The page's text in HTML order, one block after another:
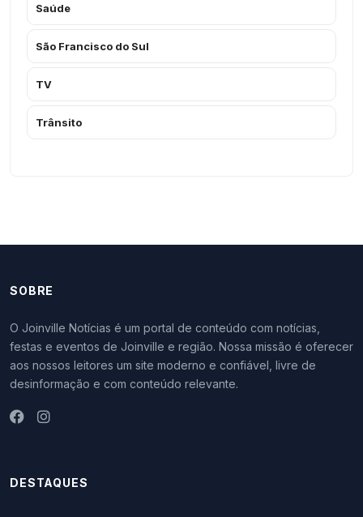
Saúde
São Francisco do Sul
TV
Trânsito
SOBRE
O Joinville Notícias é um portal de conteúdo com notícias,
festas e eventos de Joinville e região. Nossa missão é oferecer
aos nossos leitores um site moderno e confiável, livre de
desinformação e com conteúdo relevante.
DESTAQUES